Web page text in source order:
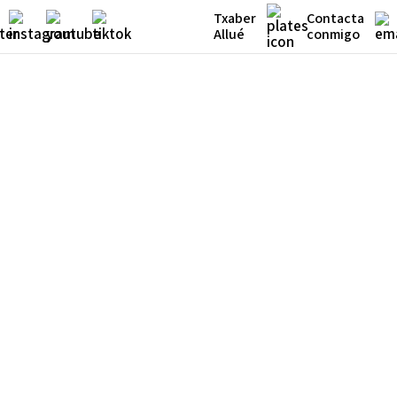
Txaber
Allué
Contacta
conmigo